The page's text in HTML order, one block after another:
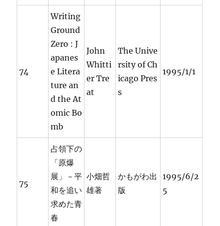
74
Writing
Ground
Zero : J
apanes
e Litera
ture an
d the At
omic Bo
mb
John
Whitti
er Tre
at
The Unive
rsity of Ch
icago Pres
s
1995/1/1
75
占領下の
「原爆
展」－平
和を追い
求めた青
春
小畑哲
雄著
かもがわ出
版
1995/6/2
5